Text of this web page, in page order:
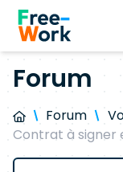
Forum
Forum
Contrat à signer